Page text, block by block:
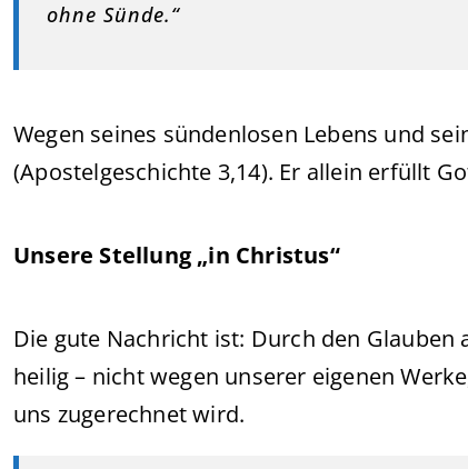
ohne Sünde.“
Wegen seines sündenlosen Lebens und
(Apostelgeschichte 3,14). Er allein erfüllt
Unsere Stellung „in Christus“
Die gute Nachricht ist: Durch den
heilig – nicht wegen unserer eigenen
uns zugerechnet wird.